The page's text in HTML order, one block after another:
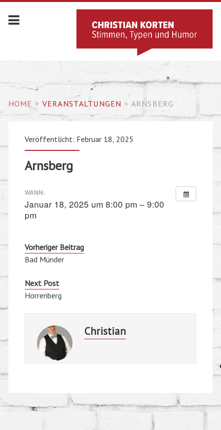
HOME > VERANSTALTUNGEN > ARNSBERG
Veröffentlicht: Februar 18, 2025
Arnsberg
WANN:
Januar 18, 2025 um 8:00 pm – 9:00
pm
Vorheriger Beitrag
Bad Münder
Next Post
Horrenberg
Christian